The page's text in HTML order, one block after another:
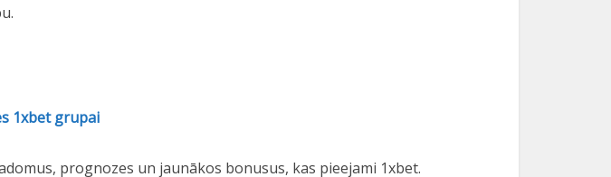
1xbet grupai
prognozes un jaunākos bonusus, kas pieejami 1xbet.